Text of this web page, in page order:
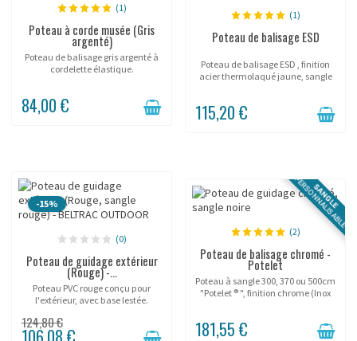
(1)
Poteau à corde musée (Gris
argenté)
Poteau de balisage gris argenté à
cordelette élastique.
84,00 €
(1)
Poteau de balisage ESD
Poteau de balisage ESD , finition
acier thermolaqué jaune, sangle
115,20 €
-15%
(0)
Poteau de guidage extérieur
(Rouge) -...
Poteau PVC rouge conçu pour
l'extérieur, avec base lestée.
124,80 €
106,08 €
SANGLE
PERSONNALISABLE
(2)
Poteau de balisage chromé -
Potelet
Poteau à sangle 300, 370 ou 500cm
"Potelet ® ", finition chrome (Inox
181,55 €